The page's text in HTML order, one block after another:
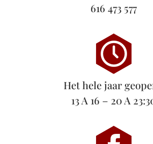
616 473 577
Het hele jaar
13 A 16 – 20 A